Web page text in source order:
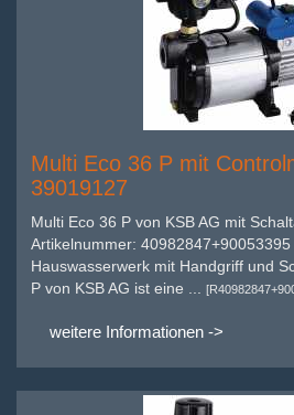
Multi Eco 36 P mit
39019127
Multi Eco 36 P von KSB AG mit
Artikelnummer: 40982847+90053395
Hauswasserwerk mit Handgriff und
P von KSB AG ist eine ...
weitere Informationen ->